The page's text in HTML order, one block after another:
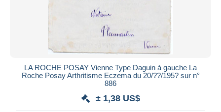
LA ROCHE POSAY Vienne Type Daguin à gauche La
Roche Posay Arthritisme Eczema du 20/??/195? sur n°
886
± 1,38 US$